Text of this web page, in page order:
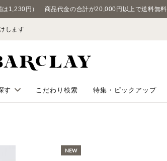
は1,230円） 商品代金の合計が20,000円以上で送料無料
します
す こだわり検索 特集・ピックアップ